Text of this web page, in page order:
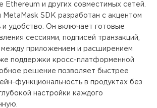
Ethereum и других совместимых сетей.
MetaMask SDK разработан с акцентом
и удобство. Он включает готовые
сессиями, подписей транзакций,
между приложением и расширением
поддержки кросс-платформенной
решение позволяет быстрее
функциональность в продуктах без
настройки каждого